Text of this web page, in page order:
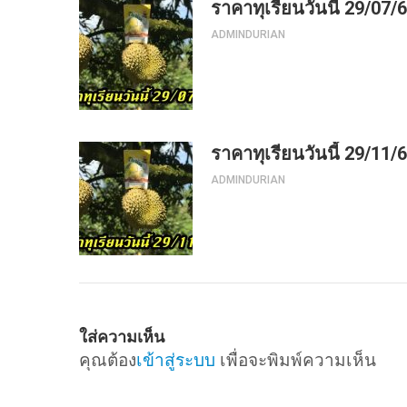
ราคาทุเรียนวันนี้ 29/07/
ADMINDURIAN
ราคาทุเรียนวันนี้ 29/11/
ADMINDURIAN
ใส่ความเห็น
คุณต้องเข้าสู่ระบบ เพื่อจะพิมพ์ความเห็น